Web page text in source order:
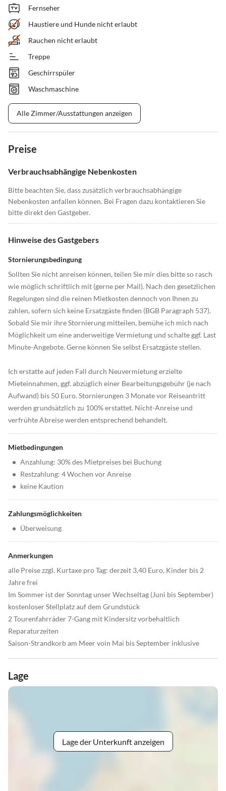
Fernseher
Haustiere und Hunde nicht erlaubt
Rauchen nicht erlaubt
Treppe
Geschirrspüler
Waschmaschine
Alle Zimmer/Ausstattungen anzeigen
Preise
Verbrauchsabhängige Nebenkosten
Bitte beachten Sie, dass zusätzlich verbrauchsabhängige
Nebenkosten anfallen können. Bei Fragen dazu kontaktieren Sie
bitte direkt den Gastgeber.
Hinweise des Gastgebers
Stornierungsbedingung
Sollten Sie nicht anreisen können, teilen Sie mir dies bitte so rasch
wie möglich schriftlich mit (gerne per Mail). Nach den gesetzlichen
Regelungen sind die reinen Mietkosten dennoch von Ihnen zu
zahlen, sofern sich keine Ersatzgäste finden (BGB Paragraph 537).
Sobald Sie mir ihre Stornierung mitteilen, bemühe ich mich nach
Möglichkeit um eine anderweitige Vermietung und schalte ggf. Last
Minute-Angebote. Gerne können Sie selbst Ersatzgäste stellen.
Ich erstatte auf jeden Fall durch Neuvermietung erzielte
Mieteinnahmen, ggf. abzüglich einer Bearbeitungsgebühr (je nach
Aufwand) bis 50 Euro. Stornierungen 3 Monate vor Reiseantritt
werden grundsätzlich zu 100% erstattet. Nicht-Anreise und
verfrühte Abreise werden entsprechend behandelt.
Mietbedingungen
• Anzahlung: 30% des Mietpreises bei Buchung
• Restzahlung: 4 Wochen vor Anreise
• keine Kaution
Zahlungsmöglichkeiten
• Überweisung
Anmerkungen
alle Preise zzgl. Kurtaxe pro Tag: derzeit 3,40 Euro, Kinder bis 2
Jahre frei
Im Sommer ist der Sonntag unser Wechseltag (Juni bis September)
kostenloser Stellplatz auf dem Grundstück
2 Tourenfahrräder 7-Gang mit Kindersitz vorbehaltlich
Reparaturzeiten
Saison-Strandkorb am Meer voin Mai bis September inklusive
Lage
Lage der Unterkunft anzeigen